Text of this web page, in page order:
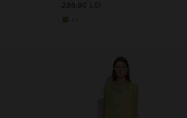
299.90 LEI